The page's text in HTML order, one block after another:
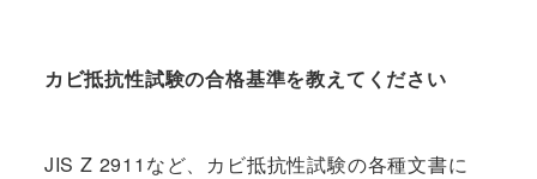
カビ抵抗性試験の合格基準を教えてください
JIS Z 2911など、カビ抵抗性試験の各種文書に